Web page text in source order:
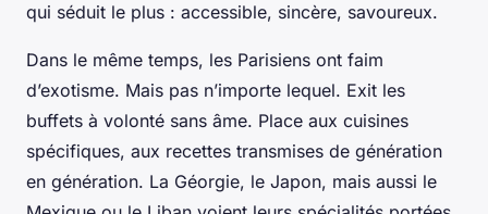
qui séduit le plus : accessible, sincère, savoureux.
Dans le même temps, les Parisiens ont faim
d’exotisme. Mais pas n’importe lequel. Exit les
buffets à volonté sans âme. Place aux cuisines
spécifiques, aux recettes transmises de génération
en génération. La Géorgie, le Japon, mais aussi le